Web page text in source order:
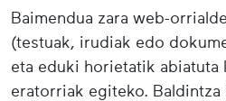
Baimendua zara web-
(testuak, irudiak edo
eta eduki horietatik abiatuta
eratorriak egiteko. Baldintza